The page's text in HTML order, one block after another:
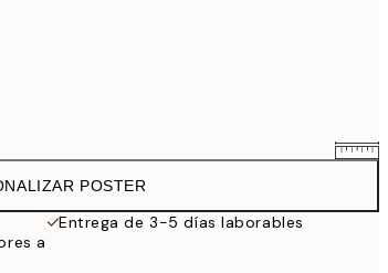
31,95 €
POSTER
Entrega de 3-5 días laborables
a